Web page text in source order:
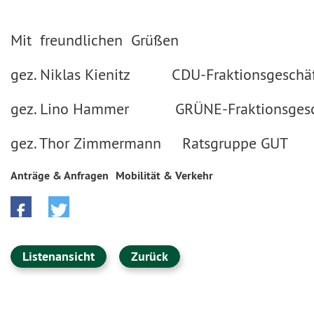
Mit freundlichen Grüßen
gez. Niklas Kienitz CDU-
gez. Lino Hammer GRÜNE-
gez. Thor Zimmermann Ratsgruppe GUT
Anträge & Anfragen Mobilität & Verkehr
Listenansicht Zurück